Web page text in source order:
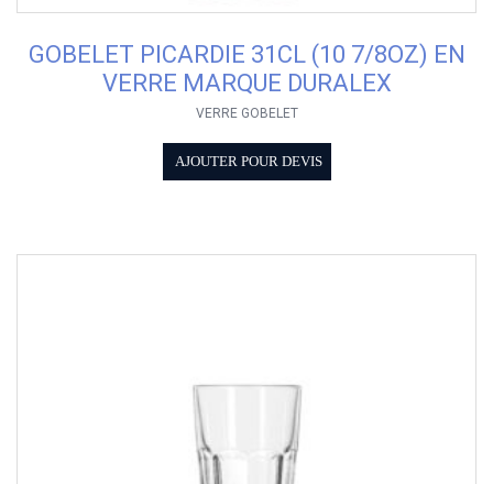
GOBELET PICARDIE 31CL (10 7/8OZ) EN
VERRE MARQUE DURALEX
VERRE GOBELET
AJOUTER POUR DEVIS